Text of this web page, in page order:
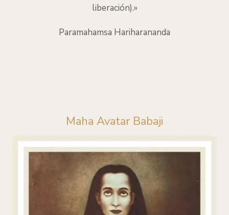
liberación).»
Paramahamsa Hariharananda
Maha Avatar Babaji